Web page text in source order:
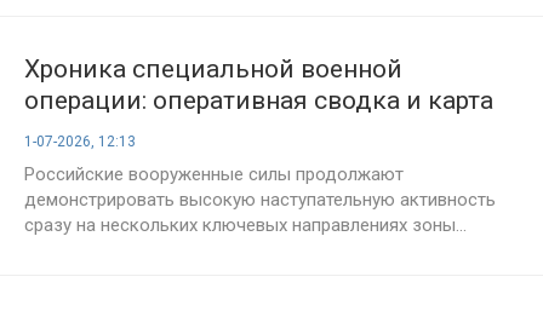
Хроника специальной военной
операции: оперативная сводка и карта
боевых действий на 1 июля 2026 года
1-07-2026, 12:13
Российские вооруженные силы продолжают
демонстрировать высокую наступательную активность
сразу на нескольких ключевых направлениях зоны...